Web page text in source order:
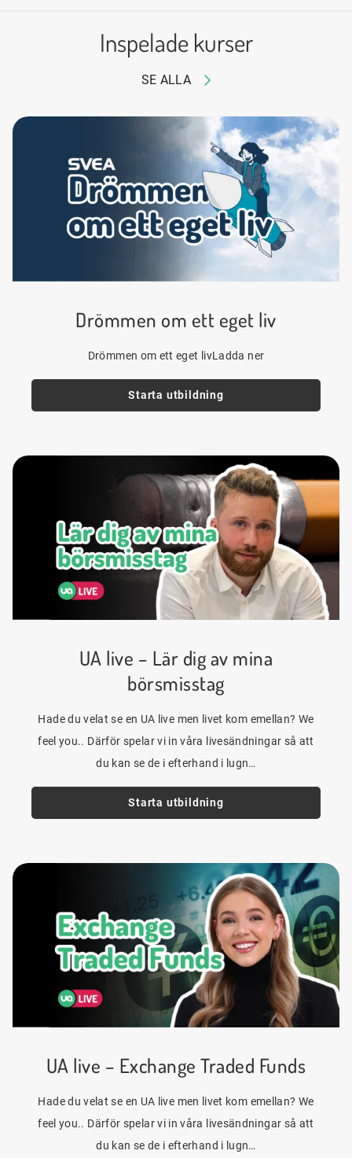
Inspelade kurser
SE ALLA
Drömmen om ett eget liv
Drömmen om ett eget livLadda ner
Starta utbildning
UA live – Lär dig av mina
börsmisstag
Hade du velat se en UA live men livet kom emellan? We
feel you.. Därför spelar vi in våra livesändningar så att
du kan se de i efterhand i lugn…
Starta utbildning
UA live – Exchange Traded Funds
Hade du velat se en UA live men livet kom emellan? We
feel you.. Därför spelar vi in våra livesändningar så att
du kan se de i efterhand i lugn…